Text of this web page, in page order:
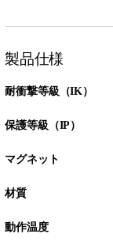
製品仕様
耐衝撃等級（IK）
保護等級（IP）
マグネット
材質
動作温度